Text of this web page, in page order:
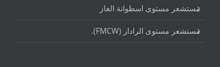
مستشعر مستوى اسطوانة الغاز
مستشعر مستوى الرادار (FMCW).